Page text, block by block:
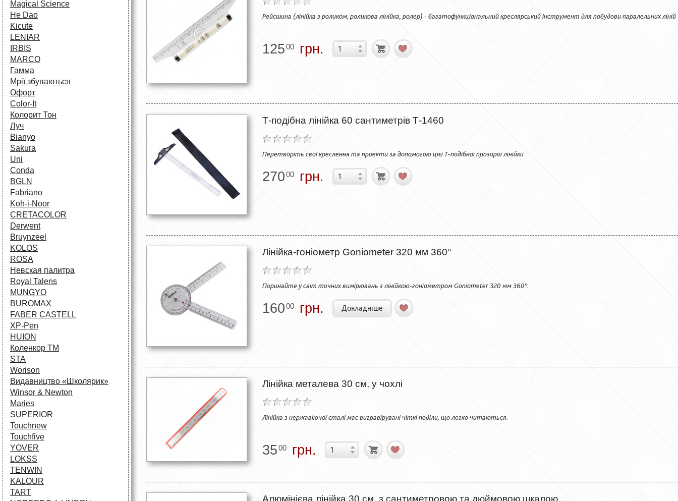
Magical Science
He Dao
Kicute
LENIAR
IRBIS
MARCO
Гамма
Мрії збуваються
Офорт
Сolor-It
Колорит Тон
Луч
Bianyo
Sakura
Uni
Conda
BGLN
Fabriano
Koh-i-Noor
CRETACOLOR
Derwent
Bruynzeel
KOLOS
ROSA
Невская палитра
Royal Talens
MUNGYO
BUROMAX
FABER CASTELL
XP-Pen
HUION
Коленкор ТМ
STA
Worison
Видавництво «Школярик»
Winsor & Newton
Maries
SUPERIOR
Touchnew
Touchfive
YOVER
LOKSS
TENWIN
KALOUR
TART
Рейсшина (лінійка з роликом, роликова лінійка, ролер) - багатофункціональний креслярський інструмент для побудови паралельних ліній
12500 грн.
Т-подібна лінійка 60 сантиметрів Т-1460
Перетворіть свої креслення та проекти за допомогою цієї Т-подібної прозорої лінійки
27000 грн.
Лінійка-гоніометр Goniometer 320 мм 360°
Поринайте у світ точних вимірювань з лінійкою-гоніометром Goniometer 320 мм 360°.
16000 грн. Докладніше
Лінійка металева 30 см, у чохлі
Лінійка з нержавіючої сталі має вигравірувані чіткі поділи, що легко читаються.
3500 грн.
Алюмінієва лінійка 30 см. з сантиметровою та дюймовою шкалою